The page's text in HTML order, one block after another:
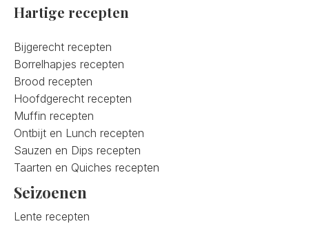
Hartige recepten
Bijgerecht recepten
Borrelhapjes recepten
Brood recepten
Hoofdgerecht recepten
Muffin recepten
Ontbijt en Lunch recepten
Sauzen en Dips recepten
Taarten en Quiches recepten
Seizoenen
Lente recepten